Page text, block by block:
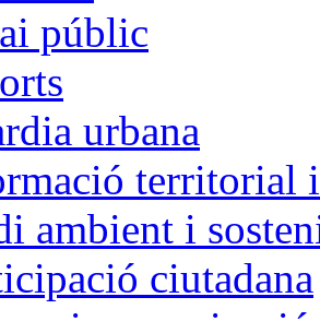
públic
urbana
territorial
ambient i
ciutadana